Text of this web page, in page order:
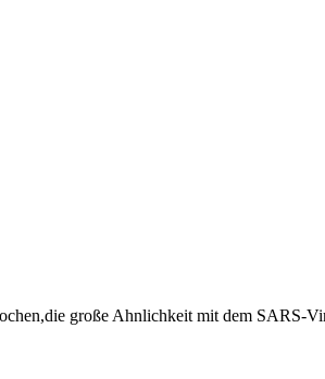
große Ahnlichkeit mit dem SARS-